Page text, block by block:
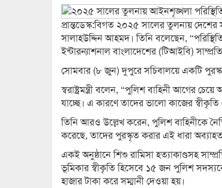
প্রান্তডেস্ক:বিগত ২০২৫ সালের তুলনায় দেশের
সালাহউদ্দিন আহমদ। তিনি বলেছেন,
ইন্টারন্যাশনাল বাংলাদেশের (টিআইবি)
সোমবার (৮ জুন) দুপুরে সচিবালয়ে একটি পুরস্কার
স্বরাষ্ট্রমন্ত্রী বলেন, “পুলিশ বাহিনী আগের
যাচ্ছে। এ কারণে তাদের ভালো কাজের
তিনি আরও উল্লেখ করেন, পুলিশ বাহিনীকে
করেছে, তাদের পুরস্কৃত করার এই ধারা
একই অনুষ্ঠানে শিশু রামিসা হত্যাকাণ্ডসহ
ভূমিকার স্বীকৃতি হিসেবে ১৫ জন পুলিশ
হাজার টাকা করে সম্মানী দেওয়া হয়।